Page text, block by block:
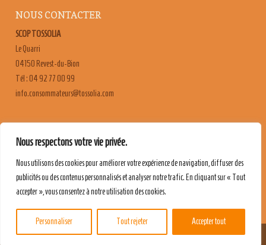
Nous respectons votre vie privée.
Nous utilisons des cookies pour améliorer votre expérience de navigation, diffuser des
publicités ou des contenus personnalisés et analyser notre trafic. En cliquant sur « Tout
accepter », vous consentez à notre utilisation des cookies.
Personnaliser Tout rejeter Accepter tout
NOUS CONTACTER
SCOP TOSSOLIA
Le Quarri
04150 Revest-du-Bion
Tél : 04 92 77 00 99
moc.ailossot@sruetammosnoc.ofni
CONTACT & RECRUTEMENT
MENTIONS LÉGALES
POLITIQUE DE CONFIDENTIALITÉ
Share This